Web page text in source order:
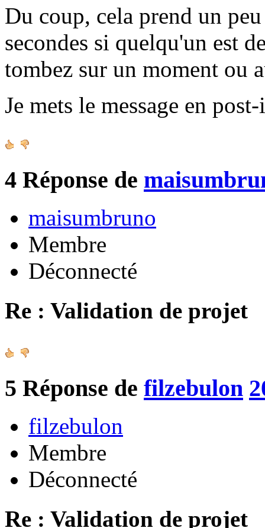
Du coup, cela prend un
secondes si quelqu'un est
tombez sur un moment ou
Je mets le message en
4 Réponse de
maisumbruno
Membre
Déconnecté
Re : Validation de projet
5 Réponse de filzebulon
filzebulon
Membre
Déconnecté
Re : Validation de projet